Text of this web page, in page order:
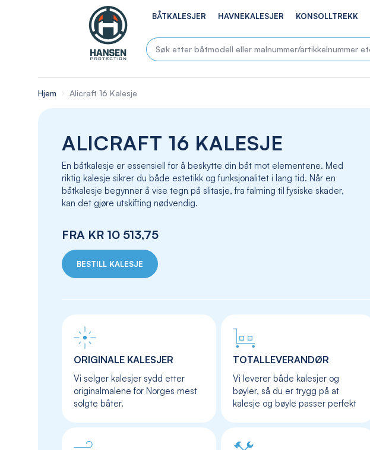
BÅTKALESJER HAVNEKALESJER KONSOLLTREKK
Hjem Alicraft 16 Kalesje
ALICRAFT 16 KALESJE
En båtkalesje er essensiell for å beskytte din båt mot elementene. Med
riktig kalesje sikrer du både estetikk og funksjonalitet i lang tid. Når en
båtkalesje begynner å vise tegn på slitasje, fra falming til fysiske skader,
kan det gjøre utskifting nødvendig.
FRA KR 10 513,75
BESTILL KALESJE
ORIGINALE KALESJER
Vi selger kalesjer sydd etter
originalmalene for Norges mest
solgte båter.
TOTALLEVERANDØR
Vi leverer både kalesjer og
bøyler, så du er trygg på at
kalesje og bøyle passer perfekt